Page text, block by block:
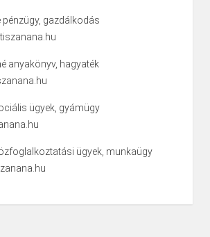
pénzügy, gazdálkodás
anyakönyv, hagyaték
ügyek, gyámügy
ügyek, munkaügy